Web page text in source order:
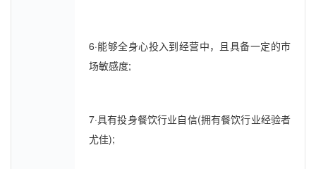
6·能够全身心投入到经营中，且具备一定的市
场敏感度;
7·具有投身餐饮行业自信(拥有餐饮行业经验者
尤佳);